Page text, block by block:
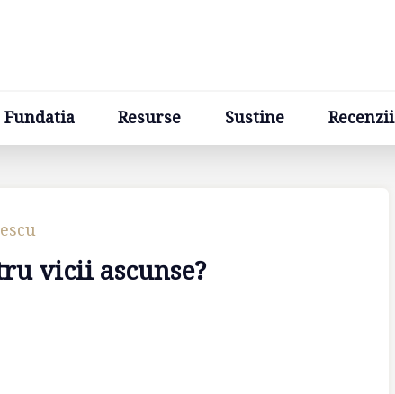
Fundatia Resurse Sustine Recenzii
vicii ascunse?